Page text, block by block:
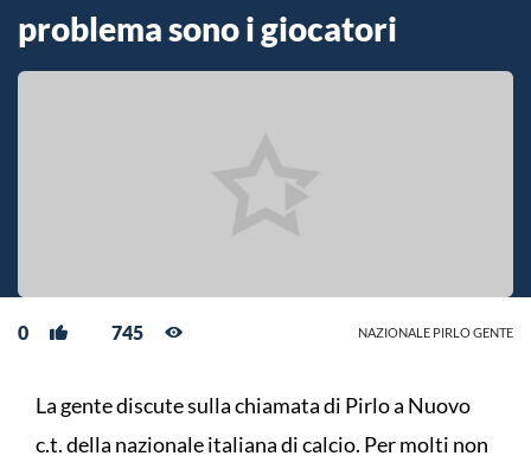
problema sono i giocatori
0 745 NAZIONALE PIRLO GENTE
La gente discute sulla chiamata di Pirlo a Nuovo
c.t. della nazionale italiana di calcio. Per molti non